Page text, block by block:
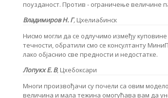
поузданост. Против - ограничење величине
Владимиров Н. Г, Цхелиабинск
Нисмо могли да се одлучимо између
течности, обратили смо се консултанту
лако објаснио све предности и недостатке.
Лопукх Е. В, Цхебоксари
Многи произвођачи су почели са овим
величина и мала тежина омогућава вам да